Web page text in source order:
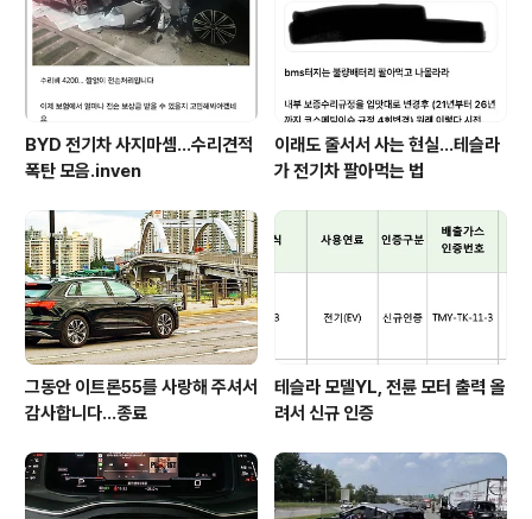
BYD 전기차 사지마셈...수리견적
폭탄 모음.inven
이래도 줄서서 사는 현실…테슬라
가 전기차 팔아먹는 법
그동안 이트론55를 사랑해 주셔서
감사합니다...종료
테슬라 모델YL, 전륜 모터 출력 올
려서 신규 인증